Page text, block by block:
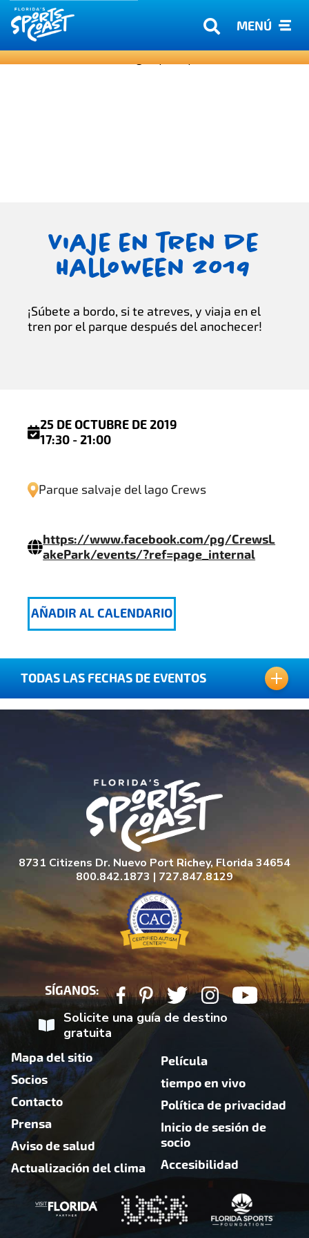
MENÚ
Viaje en tren de
Halloween 2019
¡Súbete a bordo, si te atreves, y viaja en el
tren por el parque después del anochecer!
25 DE OCTUBRE DE 2019
17:30 - 21:00
Parque salvaje del lago Crews
https://www.facebook.com/pg/CrewsL
akePark/events/?ref=page_internal
AÑADIR AL CALENDARIO
TODAS LAS FECHAS DE EVENTOS
25 DE OCTUBRE DE 2019
26 DE OCTUBRE DE 2019
8731 Citizens Dr. Nuevo Port Richey, Florida 34654
800.842.1873 | 727.847.8129
SÍGANOS:
Solicite una guía de destino
gratuita
Mapa del sitio
Socios
Contacto
Prensa
Aviso de salud
Actualización del clima
Película
tiempo en vivo
Política de privacidad
Inicio de sesión de
socio
Accesibilidad